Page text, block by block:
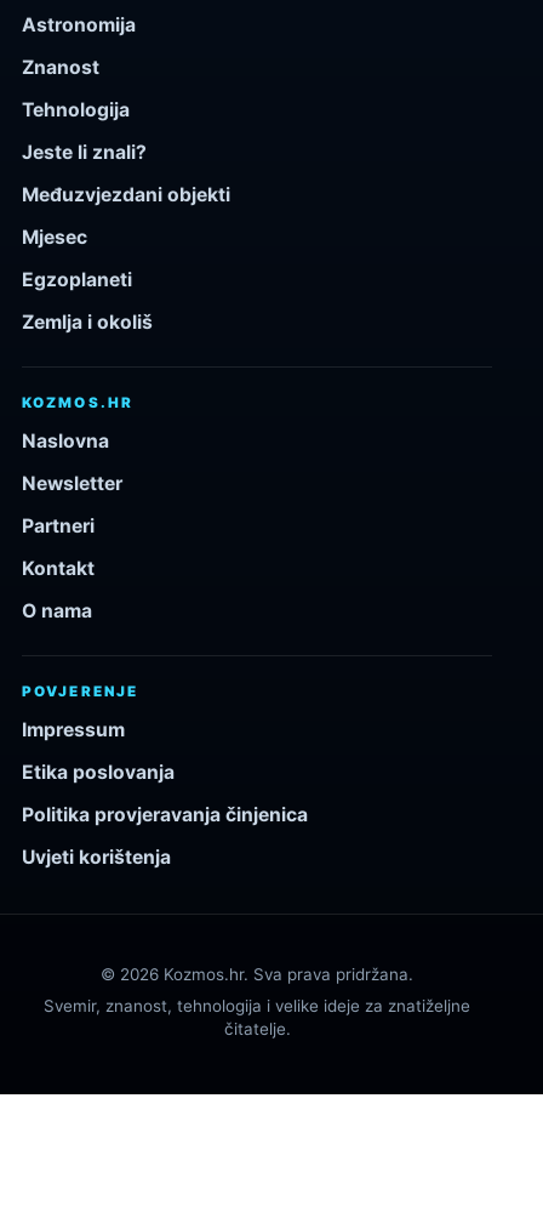
Astronomija
Znanost
Tehnologija
Jeste li znali?
Međuzvjezdani objekti
Mjesec
Egzoplaneti
Zemlja i okoliš
KOZMOS.HR
Naslovna
Newsletter
Partneri
Kontakt
O nama
POVJERENJE
Impressum
Etika poslovanja
Politika provjeravanja činjenica
Uvjeti korištenja
© 2026 Kozmos.hr. Sva prava pridržana.
Svemir, znanost, tehnologija i velike ideje za znatiželjne
čitatelje.